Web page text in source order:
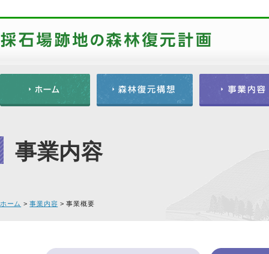
事業内容
ホーム >事業内容 >事業概要